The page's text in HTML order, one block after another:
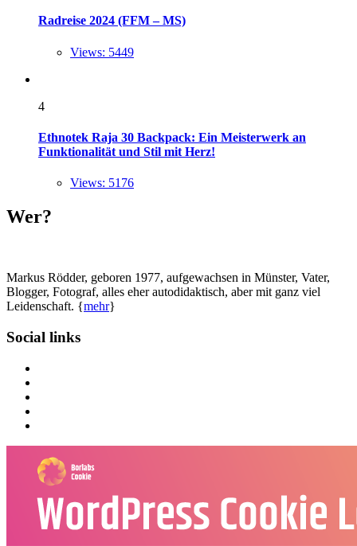
Radreise 2024 (FFM – MS)
Views: 5449
4
Ethnotek Raja 30 Backpack: Ein Meisterwerk an
Funktionalität und Stil mit Herz!
Views: 5176
Wer?
Markus Rödder, geboren 1977, aufgewachsen in Münster, Vater,
Blogger, Fotograf, alles eher autodidaktisch, aber mit ganz viel
Leidenschaft. {mehr}
Social links